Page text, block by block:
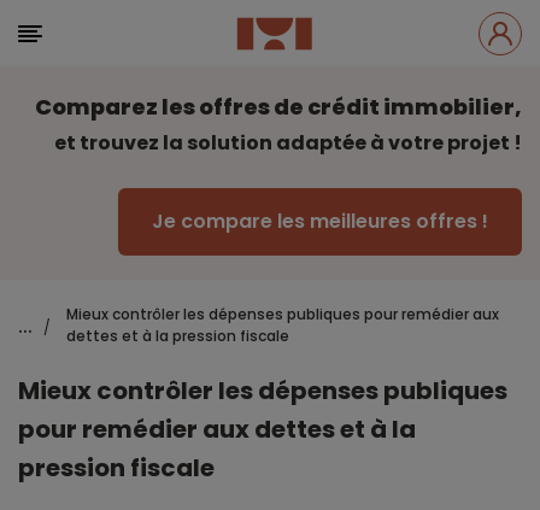
Comparez les offres de crédit immobilier,
et trouvez la solution adaptée à votre projet !
Je compare les meilleures offres !
... /
Mieux contrôler les dépenses publiques pour remédier aux
dettes et à la pression fiscale
Mieux contrôler les dépenses publiques
pour remédier aux dettes et à la
pression fiscale